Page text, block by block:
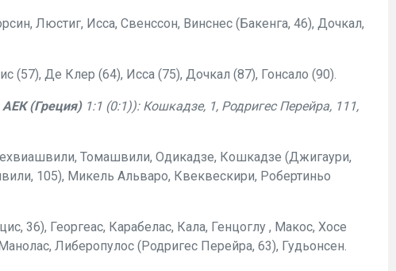
Люстиг, Исса, Свенссон, Винснес (Бакенга, 46), Дочкал,
(57), Де Клер (64), Исса (75), Дочкал (87), Гонсало (90).
АЕК (Греция)1:1 (0:1)): Кошкадзе, 1, Родригес Перейра, 111,
Томашвили, Одикадзе, Кошкадзе (Джигаури,
105), Микель Альваро, Квеквескири, Робертиньо
36), Георгеас, Карабелас, Кала, Генцоглу , Макос, Хосе
Либеропулос (Родригес Перейра, 63), Гудьонсен.